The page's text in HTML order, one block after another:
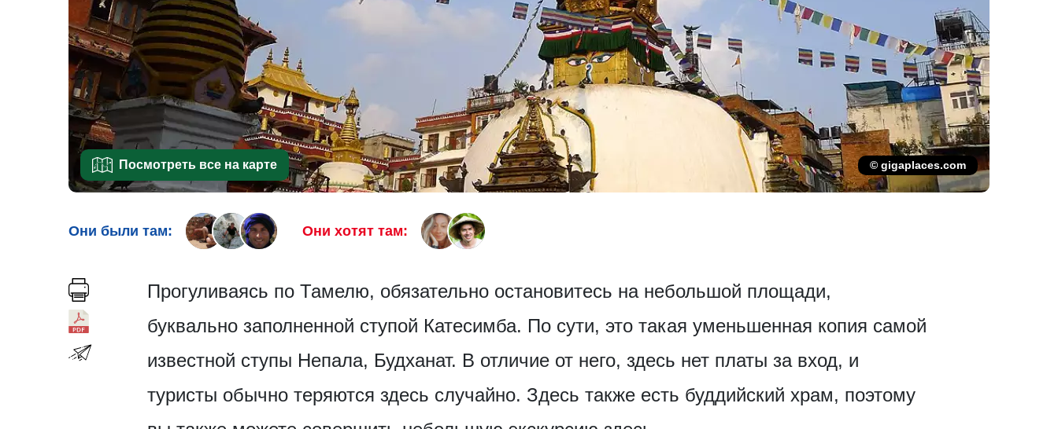
Посмотреть все на карте © gigaplaces.com
Они были там: Они хотят там:
Прогуливаясь по Тамелю, обязательно остановитесь на небольшой площади,
буквально заполненной ступой Катесимба. По сути, это такая уменьшенная копия самой
известной ступы Непала, Будханат. В отличие от него, здесь нет платы за вход, и
туристы обычно теряются здесь случайно. Здесь также есть буддийский храм, поэтому